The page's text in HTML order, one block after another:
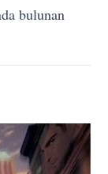
bulunan